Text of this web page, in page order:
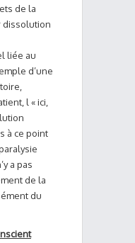
de la
dissolution
liée au
d’une
l « ici,
à ce point
a pas
de la
du